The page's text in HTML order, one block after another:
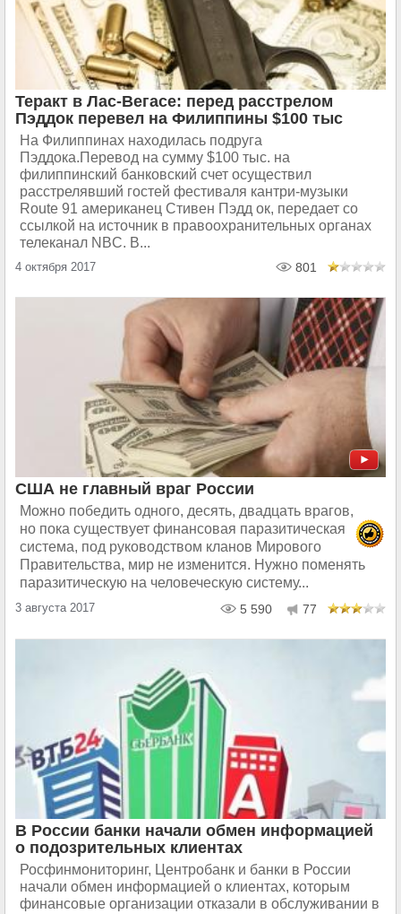
Теракт в Лас-Вегасе: перед расстрелом
Пэддок перевел на Филиппины $100 тыс
На Филиппинах находилась подруга
Пэддока.Перевод на сумму $100 тыс. на
филиппинский банковский счет осуществил
расстрелявший гостей фестиваля кантри-музыки
Route 91 американец Стивен Пэдд ок, передает со
ссылкой на источник в правоохранительных органах
телеканал NBC. В...
4 октября 2017 801
США не главный враг России
Можно победить одного, десять, двадцать врагов,
но пока существует финансовая паразитическая
система, под руководством кланов Мирового
Правительства, мир не изменится. Нужно поменять
паразитическую на человеческую систему...
3 августа 2017 5 590 77
В России банки начали обмен информацией
о подозрительных клиентах
Росфинмониторинг, Центробанк и банки в России
начали обмен информацией о клиентах, которым
финансовые организации отказали в обслуживании в